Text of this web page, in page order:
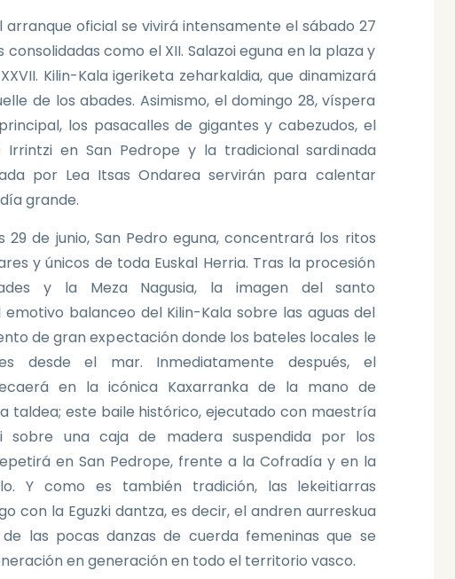
arranque oficial se vivirá intensamente el sábado 27
consolidadas como el XII. Salazoi eguna en la plaza y
Kilin-Kala igeriketa zeharkaldia, que dinamizará
de los abades. Asimismo, el domingo 28, víspera
los pasacalles de gigantes y cabezudos, el
Irrintzi en San Pedrope y la tradicional sardinada
por Lea Itsas Ondarea servirán para calentar
grande.
29 de junio, San Pedro eguna, concentrará los ritos
y únicos de toda Euskal Herria. Tras la procesión
y la Meza Nagusia, la imagen del santo
balanceo del Kilin-Kala sobre las aguas del
de gran expectación donde los bateles locales le
desde el mar. Inmediatamente después, el
en la icónica Kaxarranka de la mano de
taldea; este baile histórico, ejecutado con maestría
sobre una caja de madera suspendida por los
en San Pedrope, frente a la Cofradía y en la
Y como es también tradición, las lekeitiarras
con la Eguzki dantza, es decir, el andren aurreskua
de las pocas danzas de cuerda femeninas que se
en generación en todo el territorio vasco.